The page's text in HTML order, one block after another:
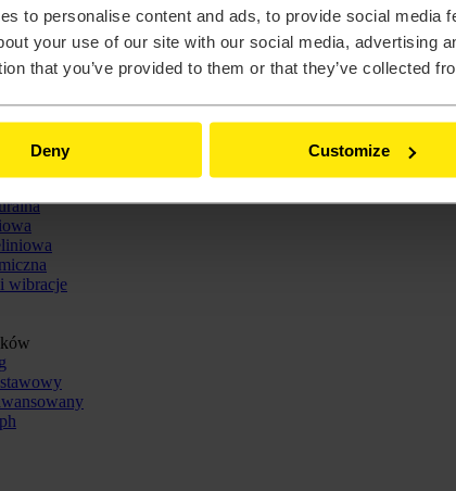
to personalise content and ads, to provide social media
your use of our site with our social media, advertising
that you’ve provided to them or that they’ve collected
Deny Customize
Motors
Devices Modeling
płynów
wibracje